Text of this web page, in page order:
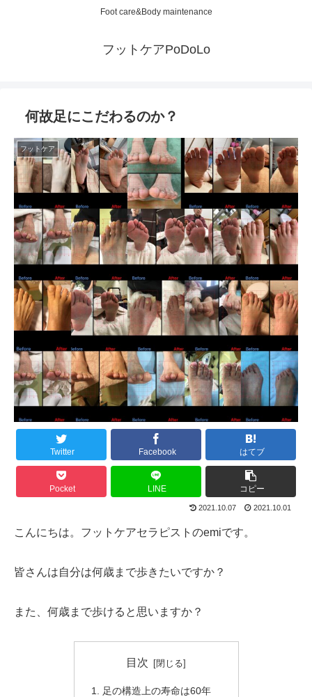
Foot care&Body maintenance
フットケアPoDoLo
何故足にこだわるのか？
フットケア
Twitter Facebook はてブ
Pocket LINE コピー
2021.10.07 2021.10.01
こんにちは。フットケアセラピストのemiです。
皆さんは自分は何歳まで歩きたいですか？
また、何歳まで歩けると思いますか？
目次
足の構造上の寿命は60年